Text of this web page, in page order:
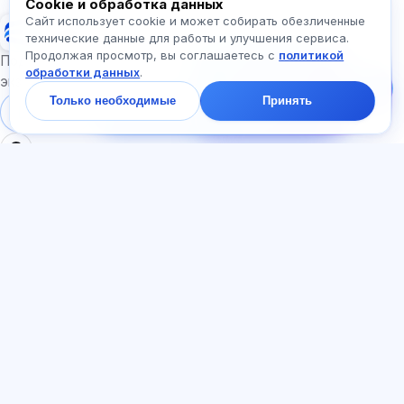
Exalify
Подготовка к международным языковым
экзаменам
Войти
Регистрация
Напишите нам!
экзамены и с чего
начать — ответим в
чате за минуту.
Cookie и обработка данных
Сайт использует cookie и может собирать обезличенные
технические данные для работы и улучшения сервиса.
Продолжая просмотр, вы соглашаетесь с политикой
обработки данных.
Только необходимые Принять